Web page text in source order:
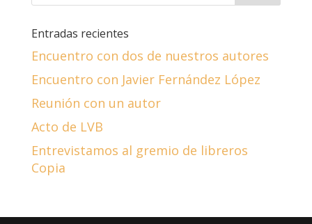
Entradas recientes
Encuentro con dos de nuestros autores
Encuentro con Javier Fernández López
Reunión con un autor
Acto de LVB
Entrevistamos al gremio de libreros
Copia